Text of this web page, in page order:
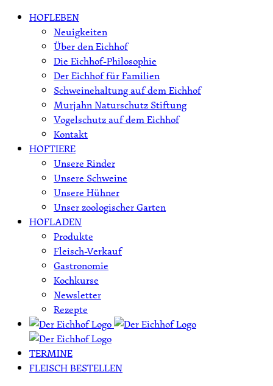
Skip HOFLEBEN
Neuigkeiten
Über den Eichhof
Die Eichhof-Philosophie
Der Eichhof für Familien
Schweinehaltung auf dem Eichhof
Murjahn Naturschutz Stiftung
Vogelschutz auf dem Eichhof
Kontakt
HOFTIERE
Unsere Rinder
Unsere Schweine
Unsere Hühner
Unser zoologischer Garten
HOFLADEN
Produkte
Fleisch-Verkauf
Gastronomie
Kochkurse
Newsletter
Rezepte
TERMINE
FLEISCH BESTELLEN